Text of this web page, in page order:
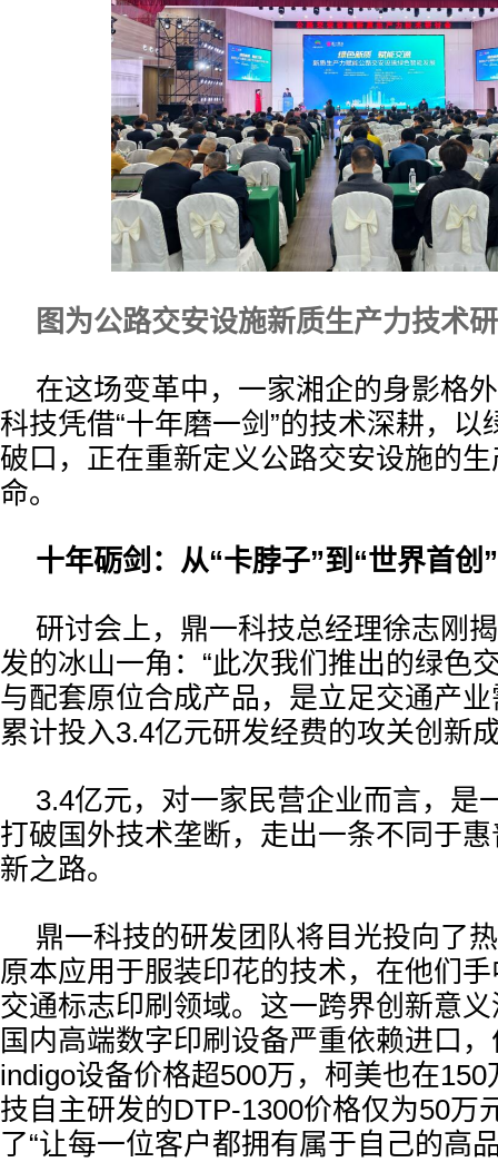
图为公路交安设施新质生产力技术
在这场变革中，一家湘企的身影格
科技凭借“十年磨一剑”的技术深耕，以
破口，正在重新定义公路交安设施的
命。
十年砺剑：从“卡脖子”到“世界首创”
研讨会上，鼎一科技总经理徐志刚
发的冰山一角：“此次我们推出的绿色
与配套原位合成产品，是立足交通产
累计投入3.4亿元研发经费的攻关创新
3.4亿元，对一家民营企业而言，是
打破国外技术垄断，走出一条不同于
新之路。
鼎一科技的研发团队将目光投向了
原本应用于服装印花的技术，在他们
交通标志印刷领域。这一跨界创新意
国内高端数字印刷设备严重依赖进口
indigo设备价格超500万，柯美也在
技自主研发的DTP-1300价格仅为50万
了“让每一位客户都拥有属于自己的高